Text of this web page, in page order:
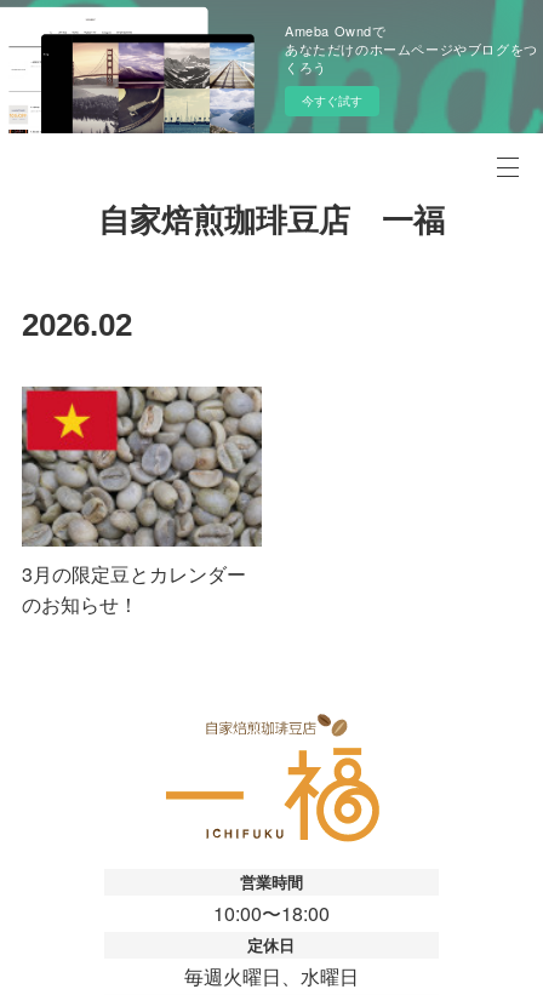
Ameba Owndで
あなただけのホームページやブログをつ
くろう
今すぐ試す
自家焙煎珈琲豆店 一福
2026.02
3月の限定豆とカレンダー
のお知らせ！